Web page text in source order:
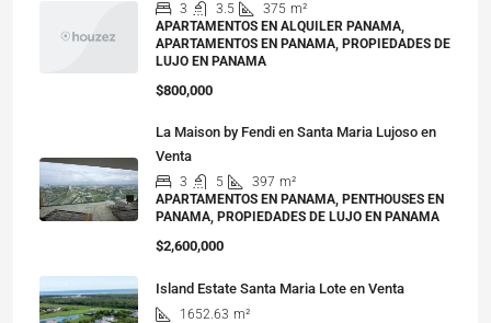
3 3.5 375 m²
APARTAMENTOS EN ALQUILER PANAMA,
APARTAMENTOS EN PANAMA, PROPIEDADES DE
LUJO EN PANAMA
$800,000
La Maison by Fendi en Santa Maria Lujoso en
Venta
3 5 397 m²
APARTAMENTOS EN PANAMA, PENTHOUSES EN
PANAMA, PROPIEDADES DE LUJO EN PANAMA
$2,600,000
Island Estate Santa Maria Lote en Venta
1652.63 m²